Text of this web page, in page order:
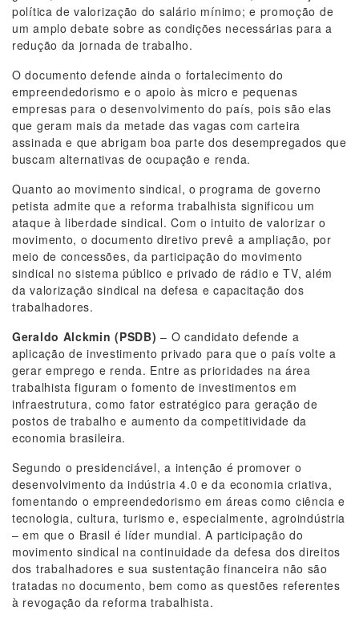
política de valorização do salário mínimo; e promoção de
um amplo debate sobre as condições necessárias para a
redução da jornada de trabalho.
O documento defende ainda o fortalecimento do
empreendedorismo e o apoio às micro e pequenas
empresas para o desenvolvimento do país, pois são elas
que geram mais da metade das vagas com carteira
assinada e que abrigam boa parte dos desempregados que
buscam alternativas de ocupação e renda.
Quanto ao movimento sindical, o programa de governo
petista admite que a reforma trabalhista significou um
ataque à liberdade sindical. Com o intuito de valorizar o
movimento, o documento diretivo prevê a ampliação, por
meio de concessões, da participação do movimento
sindical no sistema público e privado de rádio e TV, além
da valorização sindical na defesa e capacitação dos
trabalhadores.
Geraldo Alckmin (PSDB)– O candidato defende a
aplicação de investimento privado para que o país volte a
gerar emprego e renda. Entre as prioridades na área
trabalhista figuram o fomento de investimentos em
infraestrutura, como fator estratégico para geração de
postos de trabalho e aumento da competitividade da
economia brasileira.
Segundo o presidenciável, a intenção é promover o
desenvolvimento da indústria 4.0 e da economia criativa,
fomentando o empreendedorismo em áreas como ciência e
tecnologia, cultura, turismo e, especialmente, agroindústria
– em que o Brasil é líder mundial. A participação do
movimento sindical na continuidade da defesa dos direitos
dos trabalhadores e sua sustentação financeira não são
tratadas no documento, bem como as questões referentes
à revogação da reforma trabalhista.